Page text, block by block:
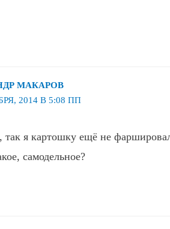
МАКАРОВ
2014 В 5:08 ПП
так я картошку ещё не
самодельное?